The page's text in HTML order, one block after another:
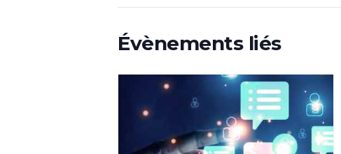
Évènements liés